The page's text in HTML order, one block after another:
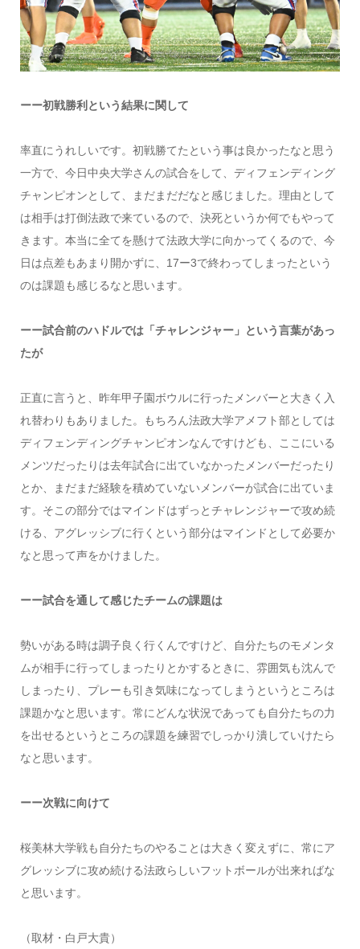
ーー初戦勝利という結果に関して
率直にうれしいです。初戦勝てたという事は良かったなと思う
一方で、今日中央大学さんの試合をして、ディフェンディング
チャンピオンとして、まだまだだなと感じました。理由として
は相手は打倒法政で来ているので、決死というか何でもやって
きます。本当に全てを懸けて法政大学に向かってくるので、今
日は点差もあまり開かずに、17ー3で終わってしまったという
のは課題も感じるなと思います。
ーー試合前のハドルでは「チャレンジャー」という言葉があっ
たが
正直に言うと、昨年甲子園ボウルに行ったメンバーと大きく入
れ替わりもありました。もちろん法政大学アメフト部としては
ディフェンディングチャンピオンなんですけども、ここにいる
メンツだったりは去年試合に出ていなかったメンバーだったり
とか、まだまだ経験を積めていないメンバーが試合に出ていま
す。そこの部分ではマインドはずっとチャレンジャーで攻め続
ける、アグレッシブに行くという部分はマインドとして必要か
なと思って声をかけました。
ーー試合を通して感じたチームの課題は
勢いがある時は調子良く行くんですけど、自分たちのモメンタ
ムが相手に行ってしまったりとかするときに、雰囲気も沈んで
しまったり、プレーも引き気味になってしまうというところは
課題かなと思います。常にどんな状況であっても自分たちの力
を出せるというところの課題を練習でしっかり潰していけたら
なと思います。
ーー次戦に向けて
桜美林大学戦も自分たちのやることは大きく変えずに、常にア
グレッシブに攻め続ける法政らしいフットボールが出来ればな
と思います。
（取材・白戸大貴）